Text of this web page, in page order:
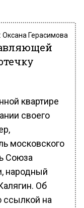
Оксана Герасимова
квартире
своего
московского
Союза
народный
Об
ссылкой на